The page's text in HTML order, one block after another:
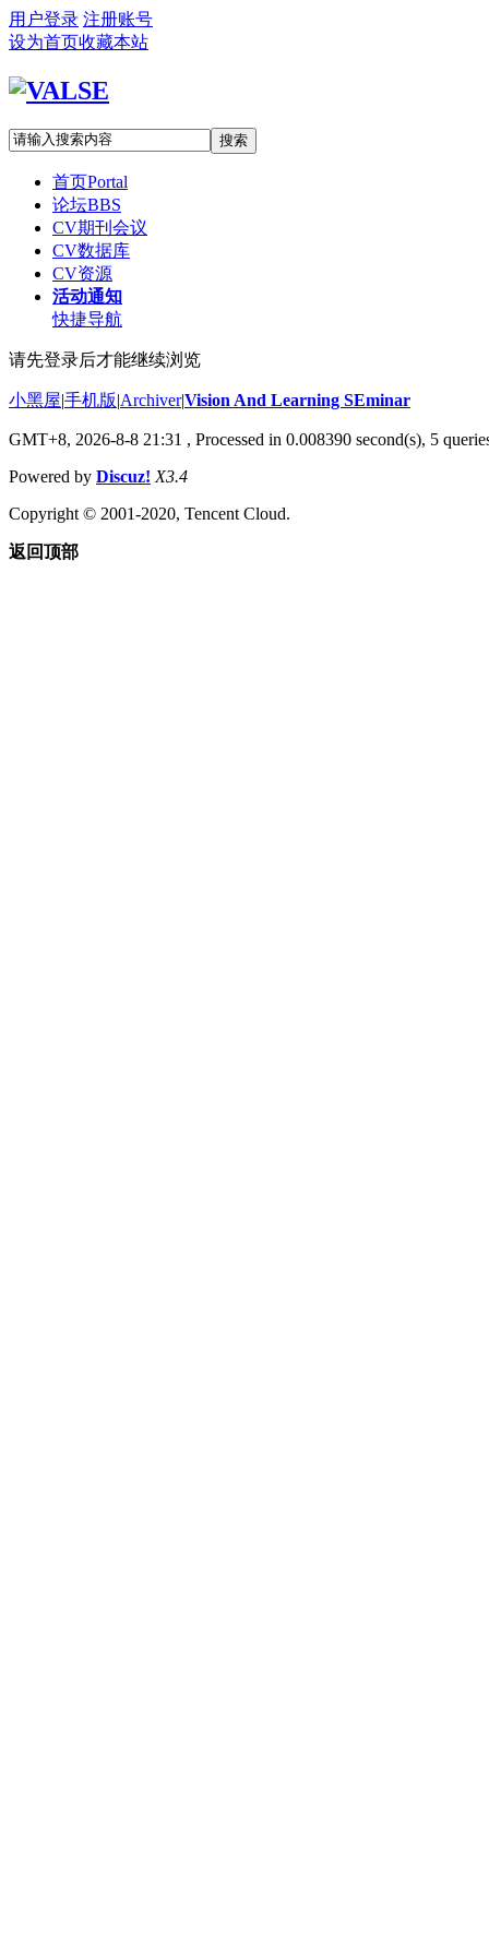
用户登录 注册账号
设为首页收藏本站
搜索
首页Portal
论坛BBS
CV期刊会议
CV数据库
CV资源
活动通知
快捷导航
请先登录后才能继续浏览
小黑屋|手机版|Archiver|Vision And Learning SEminar
GMT+8, 2026-8-8 21:31 , Processed in 0.008390 second(s), 5
Powered by Discuz! X3.4
Copyright © 2001-2020, Tencent Cloud.
返回顶部